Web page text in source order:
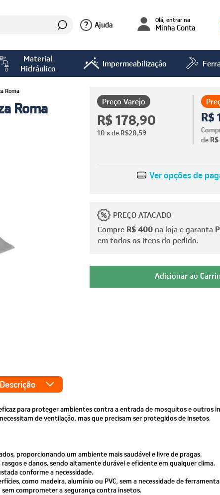
? Ajuda Olá, entrar na
Minha Conta
Material
Hidráulico
Impermeabilização
Roma
Roma R$
de
Preço Varejo
R$ 178,90
10 x de R$20,59
Ver opções de
PREÇO ATACADO
Compre R$ 400 na loja e garanta
em todos os itens do pedido.
Descrição
para proteger ambientes contra a entrada de mosquitos e outros
de ventilação, mas que precisam ser protegidos de insetos.
proporcionando um ambiente mais saudável e livre de pragas.
e danos, sendo altamente durável e eficiente em qualquer clima.
conforme a necessidade.
como madeira, alumínio ou PVC, sem a necessidade de
comprometer a segurança contra insetos.